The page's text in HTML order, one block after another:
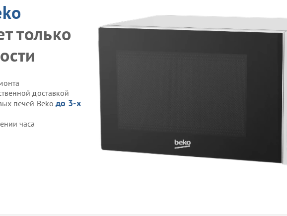
только
доставкой
печей Beko до 3-х
часа